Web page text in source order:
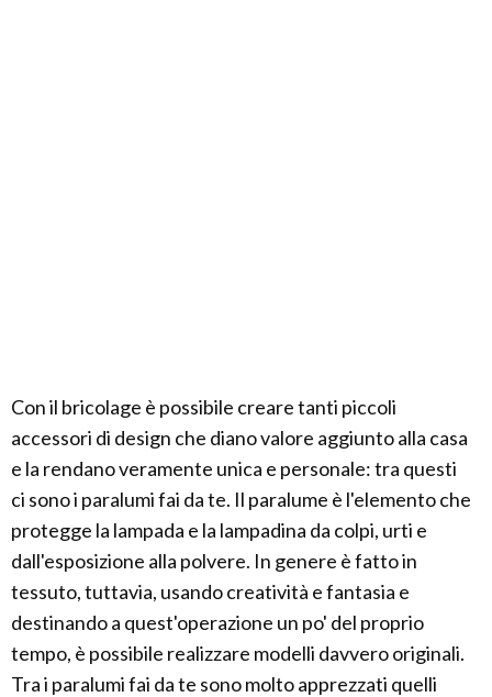
Con il bricolage è possibile creare tanti piccoli
accessori di design che diano valore aggiunto alla casa
e la rendano veramente unica e personale: tra questi
ci sono i paralumi fai da te. Il paralume è l'elemento che
protegge la lampada e la lampadina da colpi, urti e
dall'esposizione alla polvere. In genere è fatto in
tessuto, tuttavia, usando creatività e fantasia e
destinando a quest'operazione un po' del proprio
tempo, è possibile realizzare modelli davvero originali.
Tra i paralumi fai da te sono molto apprezzati quelli